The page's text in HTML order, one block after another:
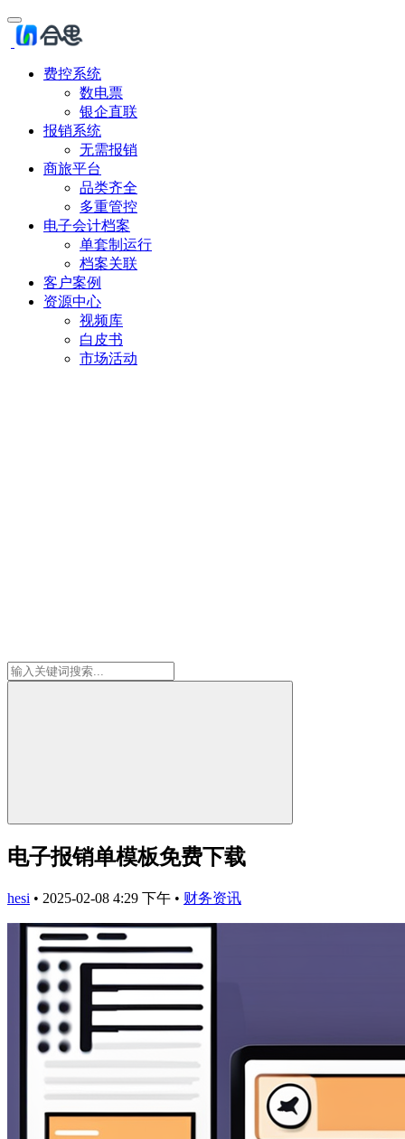
费控系统
数电票
银企直联
报销系统
无需报销
商旅平台
品类齐全
多重管控
电子会计档案
单套制运行
档案关联
客户案例
资源中心
视频库
白皮书
市场活动
电子报销单模板免费下载
hesi • 2025-02-08 4:29 下午 • 财务资讯